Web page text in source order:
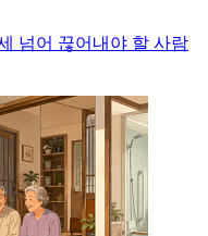
넘어 끊어내야 할 사람